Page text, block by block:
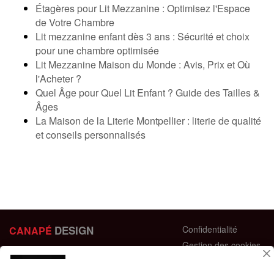
Étagères pour Lit Mezzanine : Optimisez l'Espace
de Votre Chambre
Lit mezzanine enfant dès 3 ans : Sécurité et choix
pour une chambre optimisée
Lit Mezzanine Maison du Monde : Avis, Prix et Où
l'Acheter ?
Quel Âge pour Quel Lit Enfant ? Guide des Tailles &
Âges
La Maison de la Literie Montpellier : literie de qualité
et conseils personnalisés
CANAPÉ DESIGN
44 bis Rue des Bardines
Confidentialité
Gestion des cookies